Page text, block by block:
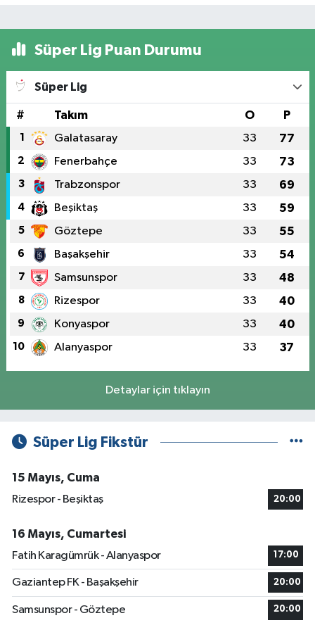
Süper Lig Puan Durumu
Süper Lig
# Takım O P
1 Galatasaray 33 77
2 Fenerbahçe 33 73
3 Trabzonspor 33 69
4 Beşiktaş 33 59
5 Göztepe 33 55
6 Başakşehir 33 54
7 Samsunspor 33 48
8 Rizespor 33 40
9 Konyaspor 33 40
10 Alanyaspor 33 37
Detaylar için tıklayın
Süper Lig Fikstür
15 Mayıs, Cuma
Rizespor - Beşiktaş
20:00
16 Mayıs, Cumartesi
Fatih Karagümrük - Alanyaspor
17:00
Gaziantep FK - Başakşehir 20:00
Samsunspor - Göztepe 20:00